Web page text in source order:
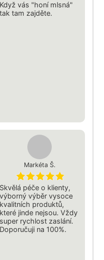
Když vás "honí mlsná"
tak tam zajděte.
Markéta Š.
Skvělá péče o klienty,
výborný výběr vysoce
kvalitních produktů,
které jinde nejsou. Vždy
super rychlost zaslání.
Doporučuji na 100%.